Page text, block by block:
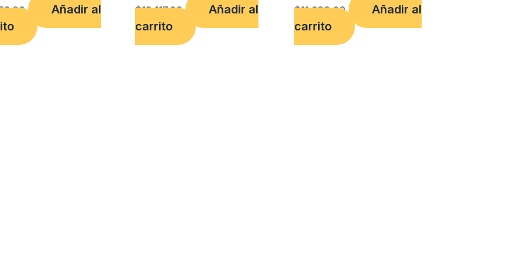
Añadir al
$18,117.00
Añadir al
carrito
$11,288.00
Añadir al
carrito